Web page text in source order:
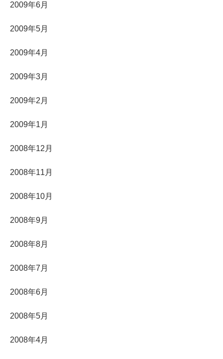
2009年6月
2009年5月
2009年4月
2009年3月
2009年2月
2009年1月
2008年12月
2008年11月
2008年10月
2008年9月
2008年8月
2008年7月
2008年6月
2008年5月
2008年4月